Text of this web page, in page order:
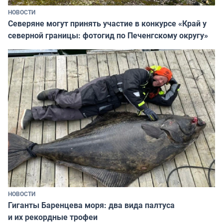
НОВОСТИ
Северяне могут принять участие в конкурсе «Край у
северной границы: фотогид по Печенгскому округу»
НОВОСТИ
Гиганты Баренцева моря: два вида палтуса
и их рекордные трофеи